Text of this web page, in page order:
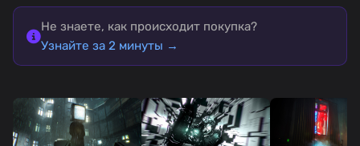
Не знаете, как происходит покупка?
Узнайте за 2 минуты →